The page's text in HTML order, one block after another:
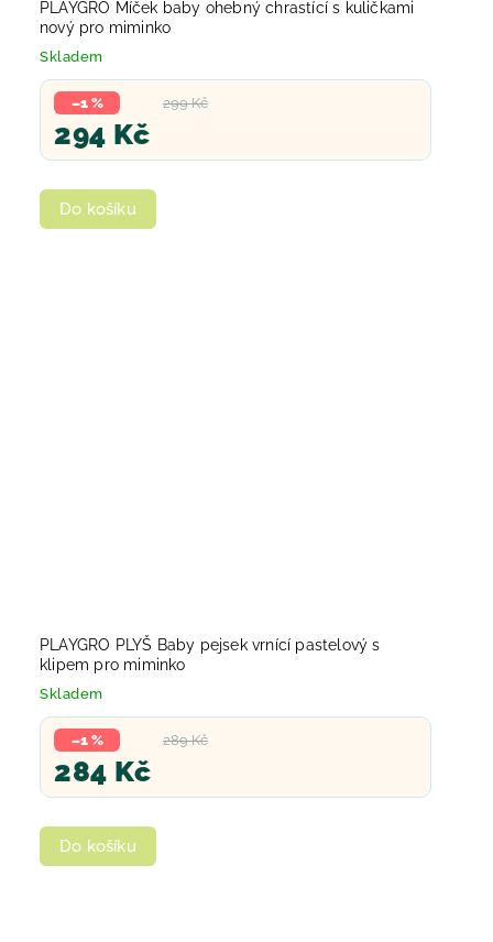
PLAYGRO Míček baby ohebný chrastící s kuličkami
nový pro miminko
Skladem
299 Kč
–1 %
294 Kč
Do košíku
PLAYGRO PLYŠ Baby pejsek vrnící pastelový s
klipem pro miminko
Skladem
289 Kč
–1 %
284 Kč
Do košíku